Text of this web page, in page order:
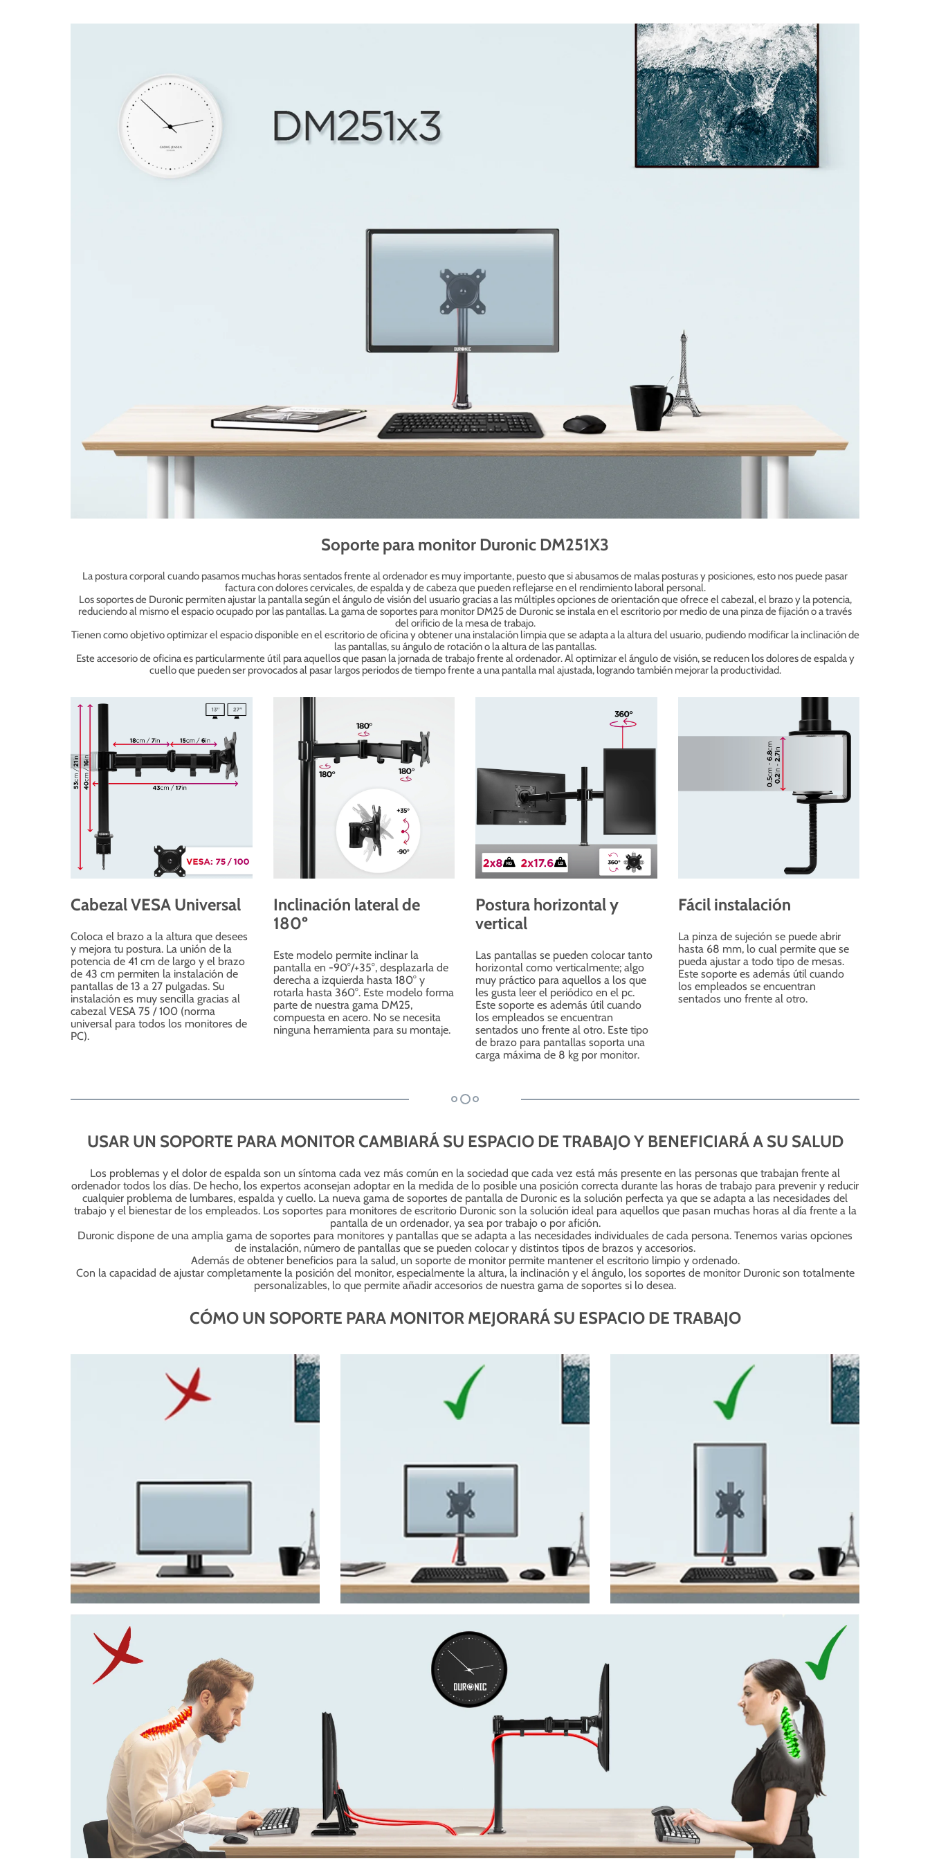
Soporte para monitor Duronic DM251X3
La postura corporal cuando pasamos muchas horas sentados frente al ordenador es muy importante, puesto que si abusamos de malas posturas y posiciones, esto nos puede pasar
factura con dolores cervicales, de espalda y de cabeza que pueden reflejarse en el rendimiento laboral personal.
Los soportes de Duronic permiten ajustar la pantalla según el ángulo de visión del usuario gracias a las múltiples opciones de orientación que ofrece el cabezal, el brazo y la potencia,
reduciendo al mismo el espacio ocupado por las pantallas. La gama de soportes para monitor DM25 de Duronic se instala en el escritorio por medio de una pinza de fijación o a través
del orificio de la mesa de trabajo.
Tienen como objetivo optimizar el espacio disponible en el escritorio de oficina y obtener una instalación limpia que se adapta a la altura del usuario, pudiendo modificar la inclinación de
las pantallas, su ángulo de rotación o la altura de las pantallas.
Este accesorio de oficina es particularmente útil para aquellos que pasan la jornada de trabajo frente al ordenador. Al optimizar el ángulo de visión, se reducen los dolores de espalda y
cuello que pueden ser provocados al pasar largos periodos de tiempo frente a una pantalla mal ajustada, logrando también mejorar la productividad.
Cabezal VESA Universal
Coloca el brazo a la altura que desees
y mejora tu postura. La unión de la
potencia de 41 cm de largo y el brazo
de 43 cm permiten la instalación de
pantallas de 13 a 27 pulgadas. Su
instalación es muy sencilla gracias al
cabezal VESA 75 / 100 (norma
universal para todos los monitores de
PC).
Inclinación lateral de
180º
Este modelo permite inclinar la
pantalla en -90°/+35°, desplazarla de
derecha a izquierda hasta 180° y
rotarla hasta 360°. Este modelo forma
parte de nuestra gama DM25,
compuesta en acero. No se necesita
ninguna herramienta para su montaje.
Postura horizontal y
vertical
Las pantallas se pueden colocar tanto
horizontal como verticalmente; algo
muy práctico para aquellos a los que
les gusta leer el periódico en el pc.
Este soporte es además útil cuando
los empleados se encuentran
sentados uno frente al otro. Este tipo
de brazo para pantallas soporta una
carga máxima de 8 kg por monitor.
Fácil instalación
La pinza de sujeción se puede abrir
hasta 68 mm, lo cual permite que se
pueda ajustar a todo tipo de mesas.
Este soporte es además útil cuando
los empleados se encuentran
sentados uno frente al otro.
USAR UN SOPORTE PARA MONITOR CAMBIARÁ SU ESPACIO DE TRABAJO Y BENEFICIARÁ A SU SALUD
Los problemas y el dolor de espalda son un síntoma cada vez más común en la sociedad que cada vez está más presente en las personas que trabajan frente al
ordenador todos los días. De hecho, los expertos aconsejan adoptar en la medida de lo posible una posición correcta durante las horas de trabajo para prevenir y reducir
cualquier problema de lumbares, espalda y cuello. La nueva gama de soportes de pantalla de Duronic es la solución perfecta ya que se adapta a las necesidades del
trabajo y el bienestar de los empleados. Los soportes para monitores de escritorio Duronic son la solución ideal para aquellos que pasan muchas horas al día frente a la
pantalla de un ordenador, ya sea por trabajo o por afición.
Duronic dispone de una amplia gama de soportes para monitores y pantallas que se adapta a las necesidades individuales de cada persona. Tenemos varias opciones
de instalación, número de pantallas que se pueden colocar y distintos tipos de brazos y accesorios.
Además de obtener beneficios para la salud, un soporte de monitor permite mantener el escritorio limpio y ordenado.
Con la capacidad de ajustar completamente la posición del monitor, especialmente la altura, la inclinación y el ángulo, los soportes de monitor Duronic son totalmente
personalizables, lo que permite añadir accesorios de nuestra gama de soportes si lo desea.
CÓMO UN SOPORTE PARA MONITOR MEJORARÁ SU ESPACIO DE TRABAJO